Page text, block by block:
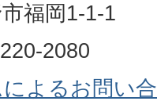
福岡1-1-1
2080
よるお問い